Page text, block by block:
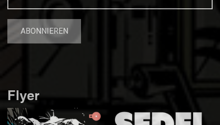
Flyer